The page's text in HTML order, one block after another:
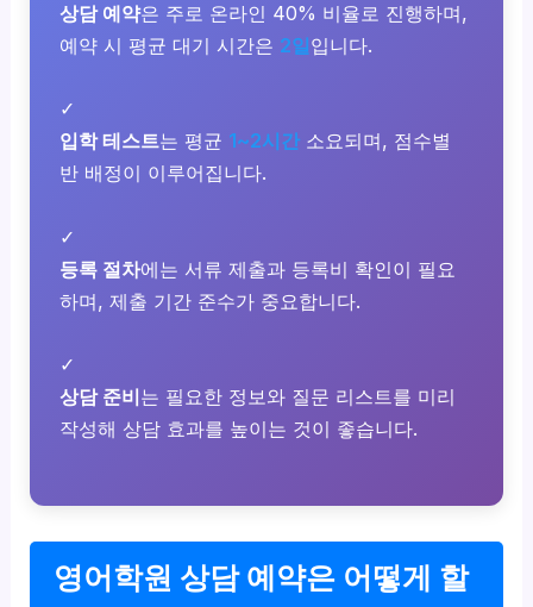
상담 예약은 주로 온라인 40% 비율로 진행하며,
예약 시 평균 대기 시간은 2일입니다.
✓
입학 테스트는 평균 1~2시간 소요되며, 점수별
반 배정이 이루어집니다.
✓
등록 절차에는 서류 제출과 등록비 확인이 필요
하며, 제출 기간 준수가 중요합니다.
✓
상담 준비는 필요한 정보와 질문 리스트를 미리
작성해 상담 효과를 높이는 것이 좋습니다.
영어학원 상담 예약은 어떻게 할